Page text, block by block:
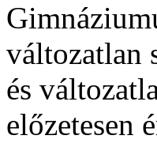
változatlan
és
előzetesen